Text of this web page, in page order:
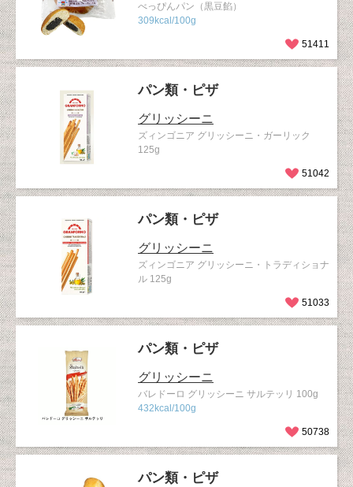
べっぴんパン（黒豆餡）
309kcal/100g
51411
パン類・ピザ
グリッシーニ
ズィンゴニア グリッシーニ・ガーリック
125g
51042
パン類・ピザ
グリッシーニ
ズィンゴニア グリッシーニ・トラディショナ
ル 125g
51033
パン類・ピザ
グリッシーニ
バレドーロ グリッシーニ サルテッリ 100g
432kcal/100g
50738
パン類・ピザ